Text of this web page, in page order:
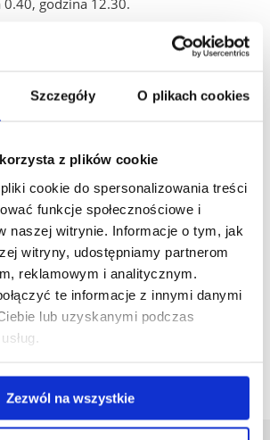
Szczegóły O plikach cookies
z plików cookie
cookie do spersonalizowania treści
funkcje społecznościowe i
naszej witrynie. Informacje o tym, jak
witryny, udostępniamy partnerom
reklamowym i analitycznym.
te informacje z innymi danymi
lub uzyskanymi podczas
Zezwól na wszystkie
godzina 12.30.
Edukacyjna i Warsztaty na rzecz
posiedzenie Zarządu Głównego PTIE